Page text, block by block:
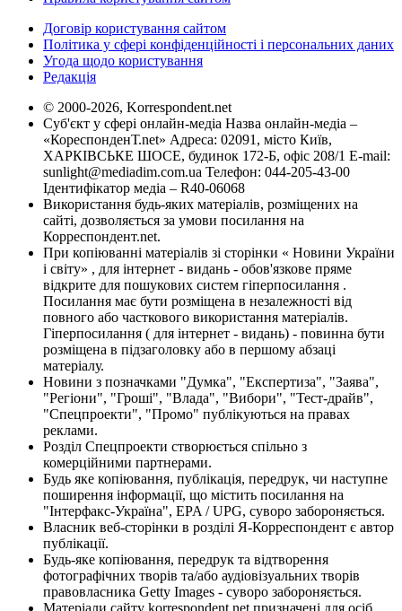
Договір користування сайтом
Політика у сфері конфіденційності і персональних даних
Угода щодо користування
Редакція
© 2000-2026, Korrespondent.net
Суб'єкт у сфері онлайн-медіа Назва онлайн-медіа –
«КореспонденТ.net» Адреса: 02091, місто Київ,
ХАРКІВСЬКЕ ШОСЕ, будинок 172-Б, офіс 208/1 E-mail:
sunlight@mediadim.com.ua Телефон: 044-205-43-00
Ідентифікатор медіа – R40-06068
Використання будь-яких матеріалів, розміщених на
сайті, дозволяється за умови посилання на
Корреспондент.net.
При копіюванні матеріалів зі сторінки « Новини України
і світу» , для інтернет - видань - обов'язкове пряме
відкрите для пошукових систем гіперпосилання .
Посилання має бути розміщена в незалежності від
повного або часткового використання матеріалів.
Гіперпосилання ( для інтернет - видань) - повинна бути
розміщена в підзаголовку або в першому абзаці
матеріалу.
Новини з позначками "Думка", "Експертиза", "Заява",
"Регіони", "Гроші", "Влада", "Вибори", "Тест-драйв",
"Спецпроекти", "Промо" публікуються на правах
реклами.
Розділ Спецпроекти створюється спільно з
комерційними партнерами.
Будь яке копіювання, публікація, передрук, чи наступне
поширення інформації, що містить посилання на
"Інтерфакс-Україна", EPA / UPG, суворо забороняється.
Власник веб-сторінки в розділі Я-Корреспондент є автор
публікації.
Будь-яке копіювання, передрук та відтворення
фотографічних творів та/або аудіовізуальних творів
правовласника Getty Images - суворо забороняється.